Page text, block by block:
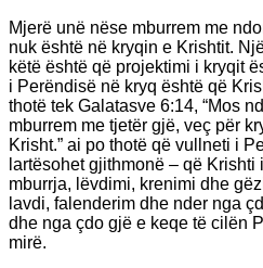
Mjerë unë nëse mburrem me
nuk është në kryqin e Krishtit.
këtë është që projektimi i kryqit
i Perëndisë në kryq është që
thotë tek Galatasve 6:14, “Mos
mburrem me tjetër gjë, veç për
Krisht.” ai po thotë që vullneti i
lartësohet gjithmonë – që
mburrja, lëvdimi, krenimi dhe
lavdi, falenderim dhe nder nga
dhe nga çdo gjë e keqe të cilën
mirë.